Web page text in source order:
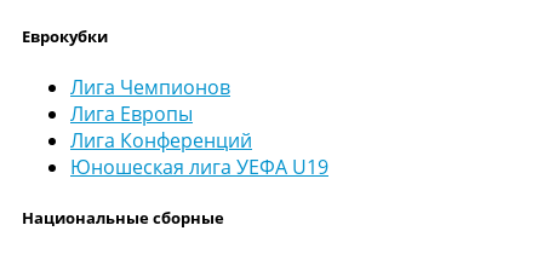
Еврокубки
Лига Чемпионов
Лига Европы
Лига Конференций
Юношеская лига УЕФА U19
Национальные сборные